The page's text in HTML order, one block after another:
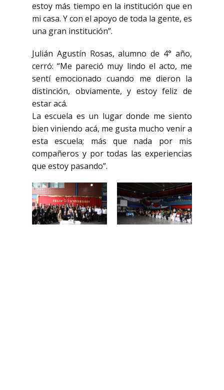
estoy más tiempo en la institución que en
mi casa. Y con el apoyo de toda la gente, es
una gran institución”.
Julián Agustín Rosas, alumno de 4° año,
cerró: “Me pareció muy lindo el acto, me
sentí emocionado cuando me dieron la
distinción, obviamente, y estoy feliz de
estar acá.
La escuela es un lugar donde me siento
bien viniendo acá, me gusta mucho venir a
esta escuela; más que nada por mis
compañeros y por todas las experiencias
que estoy pasando”.